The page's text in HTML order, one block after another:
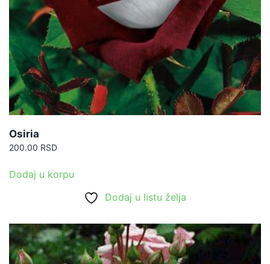
Osiria
200.00 RSD
Dodaj u korpu
Dodaj u listu želja